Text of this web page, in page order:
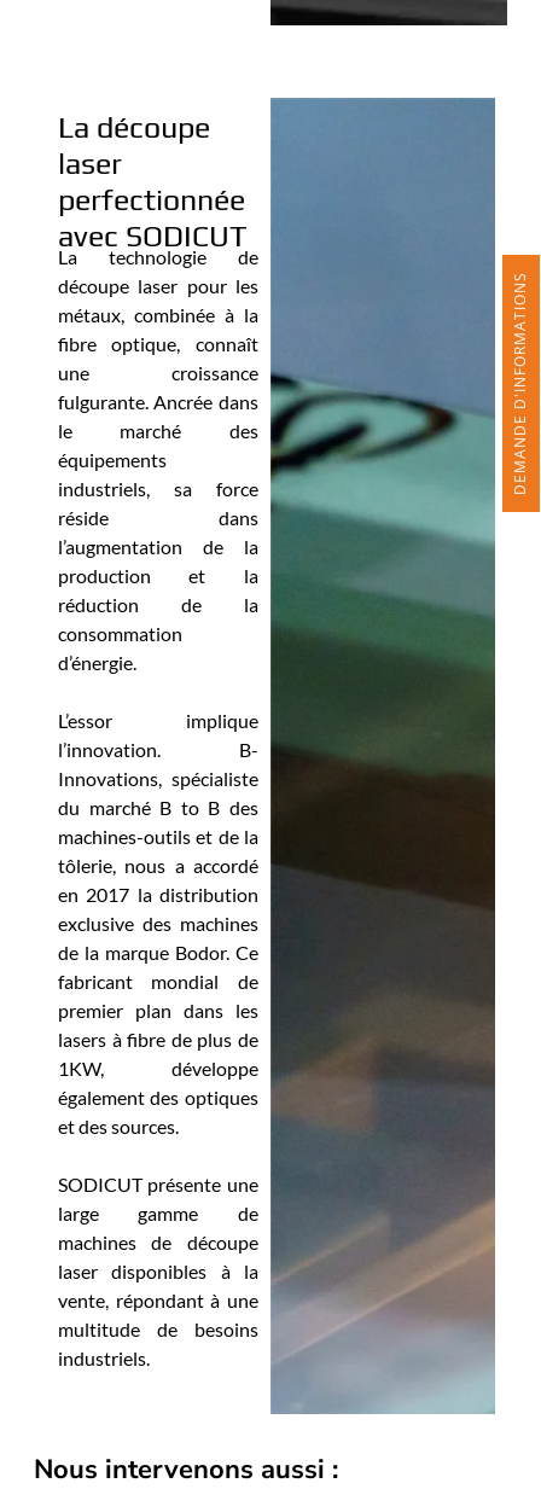
La découpe
laser
perfectionnée
avec SODICUT
La technologie de
découpe laser pour les
métaux, combinée à la
fibre optique, connaît
une croissance
fulgurante. Ancrée dans
le marché des
équipements
industriels, sa force
réside dans
l’augmentation de la
production et la
réduction de la
consommation
d’énergie.
L’essor implique
l’innovation. B-
Innovations, spécialiste
du marché B to B des
machines-outils et de la
tôlerie, nous a accordé
en 2017 la distribution
exclusive des machines
de la marque Bodor. Ce
fabricant mondial de
premier plan dans les
lasers à fibre de plus de
1KW, développe
également des optiques
et des sources.
SODICUT présente une
large gamme de
machines de découpe
laser disponibles à la
vente, répondant à une
multitude de besoins
industriels.
Nous intervenons aussi :
DEMANDE D'INFORMATIONS